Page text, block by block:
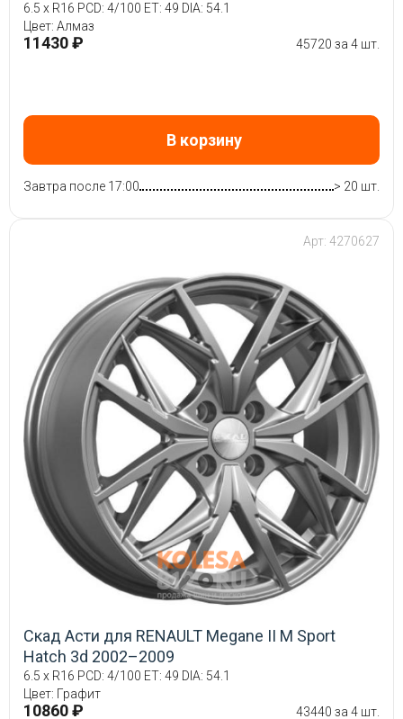
6.5 x R16 PCD: 4/100 ET: 49 DIA: 54.1
Цвет: Алмаз
11430 ₽ 45720 за 4 шт.
В корзину
Завтра после 17:00 > 20 шт.
Арт: 4270627
Скад Асти для RENAULT Megane II M Sport
Hatch 3d 2002–2009
6.5 x R16 PCD: 4/100 ET: 49 DIA: 54.1
Цвет: Графит
10860 ₽ 43440 за 4 шт.